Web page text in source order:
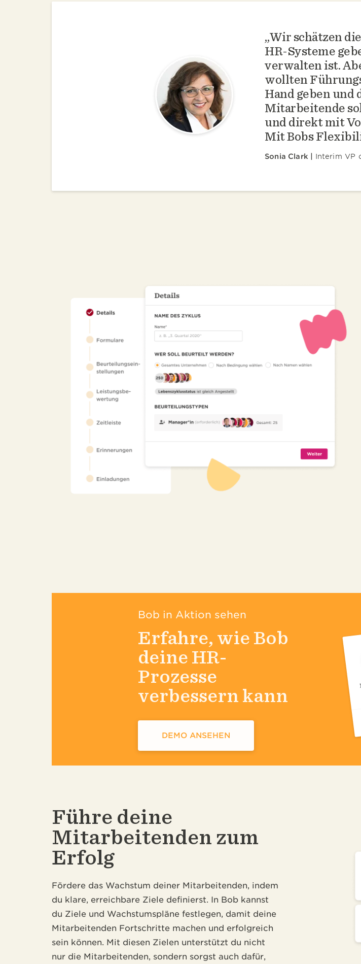
Wir schätzen
HR-Systeme
verwalten ist.
wollten
Hand geben
Mitarbeitende
und direkt mit
Mit Bobs
Sonia Clark Interim VP
Bob in Aktion sehen
Erfahre, wie Bob
deine HR-
Prozesse
verbessern kann
DEMO ANSEHEN
Führe deine
Mitarbeitenden zum
Erfolg
Fördere das Wachstum deiner Mitarbeitenden, indem
du klare, erreichbare Ziele definierst. In Bob kannst
du Ziele und Wachstumspläne festlegen, damit deine
Mitarbeitenden Fortschritte machen und erfolgreich
sein können. Mit diesen Zielen unterstützt du nicht
nur die Mitarbeitenden, sondern sorgst auch dafür,